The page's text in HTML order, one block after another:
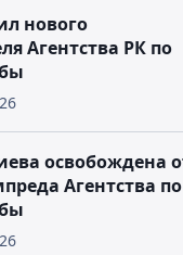
нового
Агентства РК по
освобождена
Агентства по